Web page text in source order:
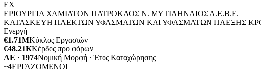
ΕΧ
ΕΡΙΟΥΡΓΙΑ ΧΑΜΙΛΤOΝ ΠΑΤΡΟΚΛΟΣ N. ΜΥΤΙΛΗΝΑΙΟΣ Α.Ε.Β.Ε.
ΚΑΤΑΣΚΕΥΗ ΠΛΕΚΤΩΝ ΥΦΑΣΜΑΤΩΝ ΚΑΙ ΥΦΑΣΜΑΤΩΝ ΠΛΕΞΗΣ
Ενεργή
€1.71MΚύκλος Εργασιών
€48.21KΚέρδος προ φόρων
ΑΕ · 1974Νομική Μορφή · Έτος Καταχώρησης
~4ΕΡΓΑΖΟΜΕΝΟΙ